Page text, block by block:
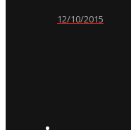
12/10/2015